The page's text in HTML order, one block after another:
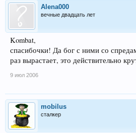
Alena000
вечные двадцать лет
Kombat,
спасибочки! Да бог с ними со
раз вырастает, это действительно
9 июл 2006
mobilus
сталкер